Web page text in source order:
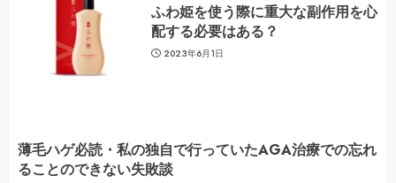
ふわ姫を使う際に重大な副作用を心
配する必要はある？
2023年6月1日
薄毛ハゲ必読・私の独自で行っていたAGA治療での忘れ
ることのできない失敗談